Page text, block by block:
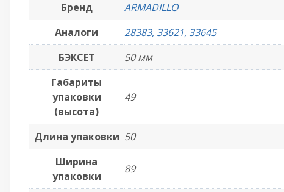
Бренд
ARMADILLO
Аналоги
28383, 33621, 33645
БЭКСЕТ
50 мм
Габариты
упаковки
(высота)
49
Длина упаковки 50
Ширина
упаковки
89